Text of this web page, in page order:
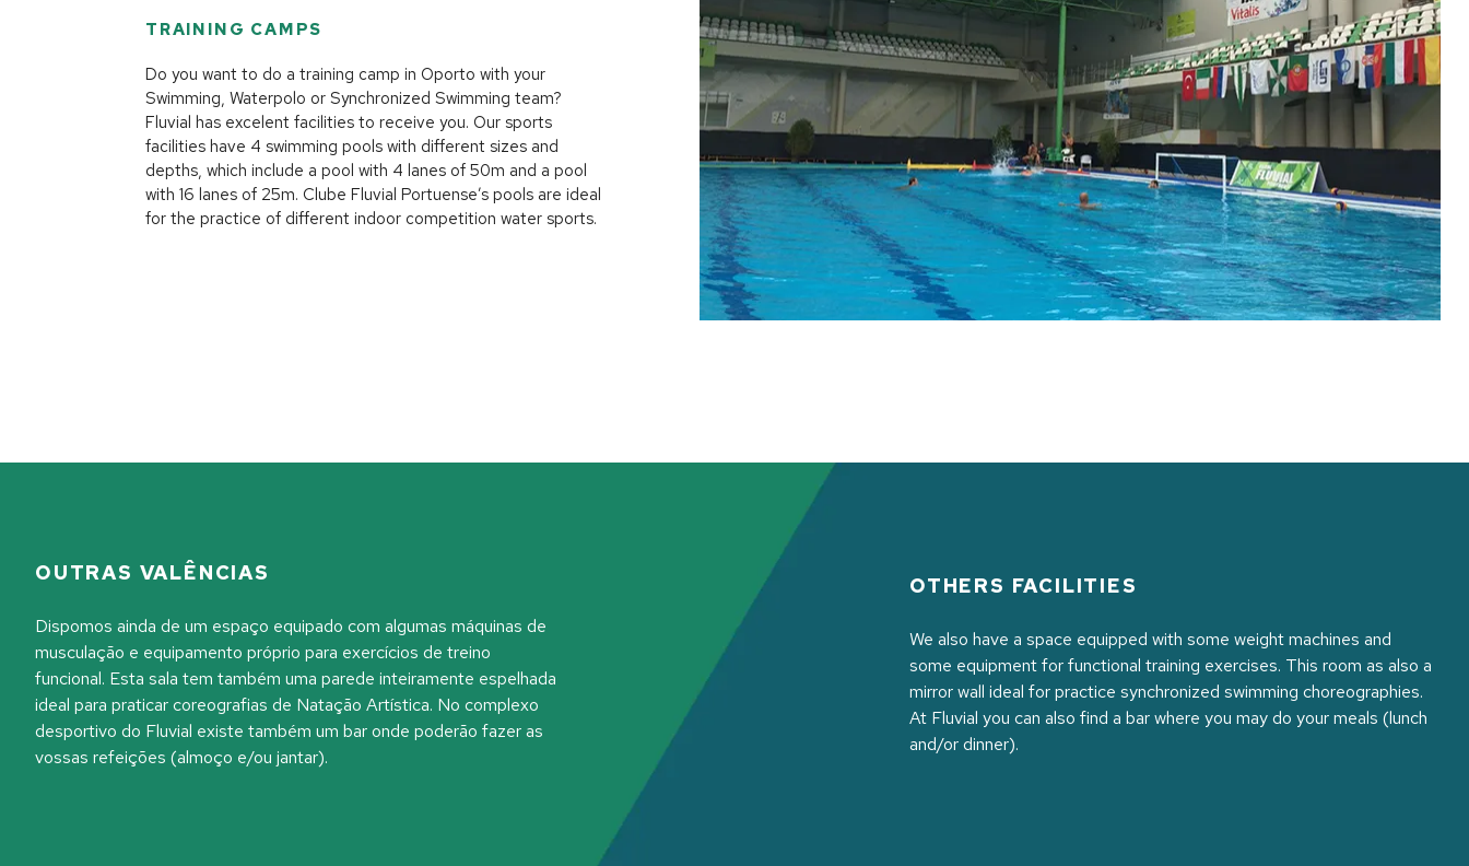
TRAINING CAMPS
Do you want to do a training camp in Oporto with your
Swimming, Waterpolo or Synchronized Swimming team?
Fluvial has excelent facilities to receive you. Our sports
facilities have 4 swimming pools with different sizes and
depths, which include a pool with 4 lanes of 50m and a pool
with 16 lanes of 25m. Clube Fluvial Portuense’s pools are ideal
for the practice of different indoor competition water sports.
OUTRAS VALÊNCIAS
Dispomos ainda de um espaço equipado com algumas máquinas de
musculação e equipamento próprio para exercícios de treino
funcional. Esta sala tem também uma parede inteiramente espelhada
ideal para praticar coreografias de Natação Artística. No complexo
desportivo do Fluvial existe também um bar onde poderão fazer as
vossas refeições (almoço e/ou jantar).
OTHERS FACILITIES
We also have a space equipped with some weight machines and
some equipment for functional training exercises. This room as also a
mirror wall ideal for practice synchronized swimming choreographies.
At Fluvial you can also find a bar where you may do your meals (lunch
and/or dinner).